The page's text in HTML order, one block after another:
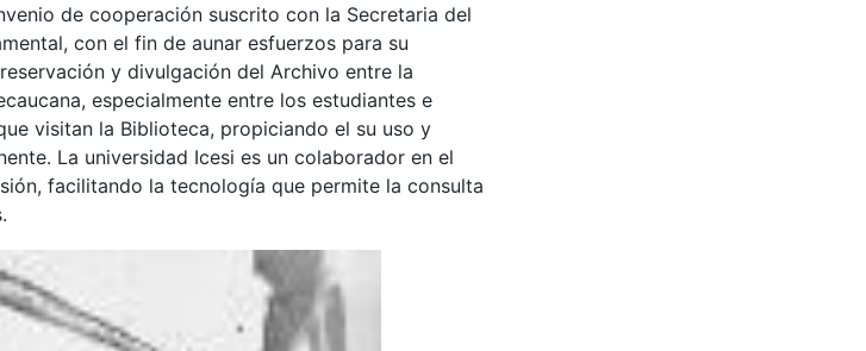
de cooperación suscrito con la Secretaria del
con el fin de aunar esfuerzos para su
y divulgación del Archivo entre la
especialmente entre los estudiantes e
visitan la Biblioteca, propiciando el su uso y
La universidad Icesi es un colaborador en el
facilitando la tecnología que permite la consulta